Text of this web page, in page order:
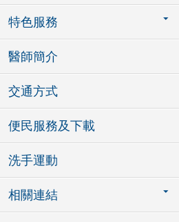
特色服務
醫師簡介
交通方式
便民服務及下載
洗手運動
相關連結